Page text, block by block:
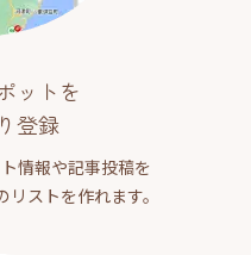
ットを
登録
情報や記事投稿を
ストを作れます。